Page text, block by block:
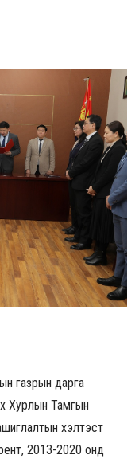
газрын дарга
Хурлын Тамгын
хэлтэст
2013-2020 онд